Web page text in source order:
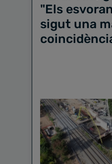
"Els
sigut una